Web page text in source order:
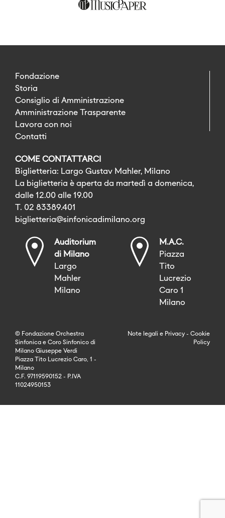
Fondazione
Storia
Consiglio di Amministrazione
Amministrazione Trasparente
Lavora con noi
Contatti
COME CONTATTARCI
Biglietteria: Largo Gustav Mahler, Milano
La biglietteria è aperta da martedì a domenica,
dalle 12.00 alle 19.00
T. 02 83389.401
biglietteria@sinfonicadimilano.org
Auditorium
di Milano
Largo
Mahler
Milano
M.A.C.
Piazza
Tito
Lucrezio
Caro 1
Milano
© Fondazione Orchestra
Sinfonica e Coro Sinfonico di
Milano Giuseppe Verdi
Piazza Tito Lucrezio Caro, 1 -
Milano
C.F. 97119590152 - P.IVA
11024950153
Note legali e Privacy - Cookie
Policy